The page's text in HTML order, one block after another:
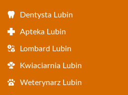
Dentysta Lubin
Apteka Lubin
Lombard Lubin
Kwiaciarnia Lubin
Weterynarz Lubin